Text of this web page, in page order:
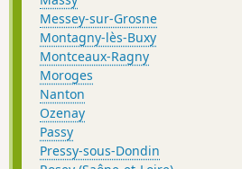
Messey-sur-Grosne
Montagny-lès-Buxy
Montceaux-Ragny
Moroges
Nanton
Ozenay
Passy
Pressy-sous-Dondin